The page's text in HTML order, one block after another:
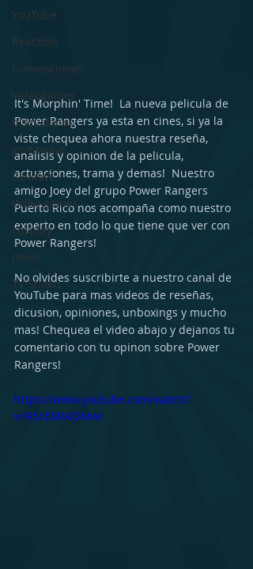
YouTube
Reaction
convenciones
Videogames
discusiones
giveaways
Reviews
video games
cosplay
news
TV Shows
It's Morphin' Time!  La nueva pelicula de
Power Rangers ya esta en cines, si ya la
viste chequea ahora nuestra reseña,
analisis y opinion de la pelicula,
actuaciones, trama y demas!  Nuestro
amigo Joey del grupo Power Rangers
Puerto Rico nos acompaña como nuestro
experto en todo lo que tiene que ver con
Power Rangers!
No olvides suscribirte a nuestro canal de
YouTube para mas videos de reseñas,
dicusion, opiniones, unboxings y mucho
mas! Chequea el video abajo y dejanos tu
comentario con tu opinon sobre Power
Rangers!
https://www.youtube.com/watch?
v=R5cEMIAOMwI